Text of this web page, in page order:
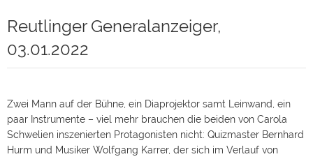
Reutlinger Generalanzeiger,
03.01.2022
Zwei Mann auf der Bühne, ein Diaprojektor samt Leinwand, ein
paar Instrumente – viel mehr brauchen die beiden von Carola
Schwelien inszenierten Protagonisten nicht: Quizmaster Bernhard
Hurm und Musiker Wolfgang Karrer, der sich im Verlauf von